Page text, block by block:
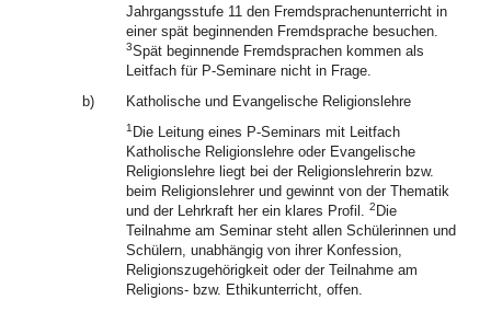
Jahrgangsstufe 11 den Fremdsprachenunterricht in
einer spät beginnenden Fremdsprache besuchen.
3Spät beginnende Fremdsprachen kommen als
Leitfach für P-Seminare nicht in Frage.
b)
Katholische und Evangelische Religionslehre
1 Die Leitung eines P-Seminars mit Leitfach
Katholische Religionslehre oder Evangelische
Religionslehre liegt bei der Religionslehrerin bzw.
beim Religionslehrer und gewinnt von der Thematik
und der Lehrkraft her ein klares Profil. 2 Die
Teilnahme am Seminar steht allen Schülerinnen und
Schülern, unabhängig von ihrer Konfession,
Religionszugehörigkeit oder der Teilnahme am
Religions- bzw. Ethikunterricht, offen.